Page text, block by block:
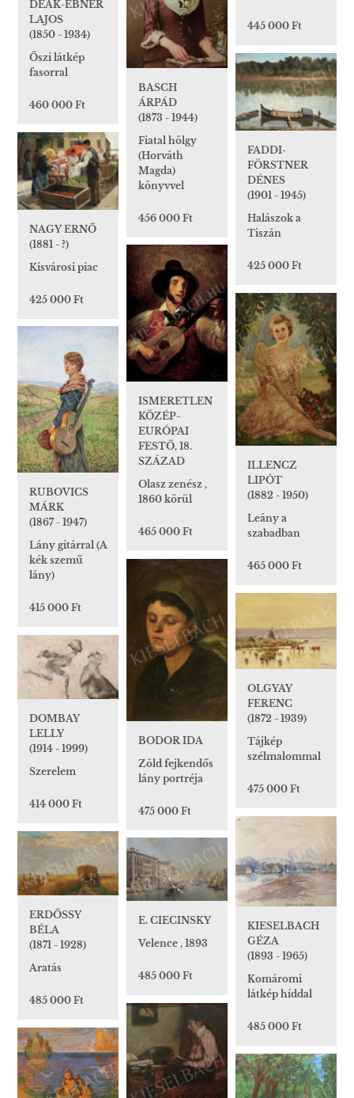
445 000 Ft
BASCH
ÁRPÁD
(1873 - 1944)
Fiatal hölgy
(Horváth
Magda)
könyvvel
456 000 Ft
DEÁK-ÉBNER
LAJOS
(1850 - 1934)
Őszi látkép
fasorral
460 000 Ft
FADDI-
FÖRSTNER
DÉNES
(1901 - 1945)
Halászok a
Tiszán
425 000 Ft
NAGY ERNŐ
(1881 - ?)
Kisvárosi piac
425 000 Ft
ISMERETLEN
KÖZÉP-
EURÓPAI
FESTŐ, 18.
SZÁZAD
Olasz zenész ,
1860 körül
465 000 Ft
ILLENCZ
LIPÓT
(1882 - 1950)
Leány a
szabadban
465 000 Ft
RUBOVICS
MÁRK
(1867 - 1947)
Lány gitárral (A
kék szemű
lány)
415 000 Ft
BODOR IDA
Zöld fejkendős
lány portréja
475 000 Ft
OLGYAY
FERENC
(1872 - 1939)
Tájkép
szélmalommal
475 000 Ft
DOMBAY
LELLY
(1914 - 1999)
Szerelem
414 000 Ft
KIESELBACH
GÉZA
(1893 - 1965)
Komáromi
látkép híddal
485 000 Ft
ERDŐSSY
BÉLA
(1871 - 1928)
Aratás
485 000 Ft
E. CIECINSKY
Velence , 1893
485 000 Ft